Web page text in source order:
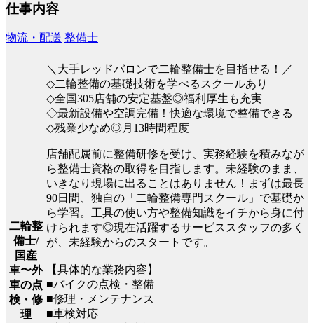
仕事内容
物流・配送 整備士
二輪整
備士/
国産
車〜外
車の点
検・修
理
＼大手レッドバロンで二輪整備士を目指せる！／
◇二輪整備の基礎技術を学べるスクールあり
◇全国305店舗の安定基盤◎福利厚生も充実
◇最新設備や空調完備！快適な環境で整備できる
◇残業少なめ◎月13時間程度
店舗配属前に整備研修を受け、実務経験を積みなが
ら整備士資格の取得を目指します。未経験のまま、
いきなり現場に出ることはありません！まずは最長
90日間、独自の「二輪整備専門スクール」で基礎か
ら学習。工具の使い方や整備知識をイチから身に付
けられます◎現在活躍するサービススタッフの多く
が、未経験からのスタートです。
【具体的な業務内容】
■バイクの点検・整備
■修理・メンテナンス
■車検対応